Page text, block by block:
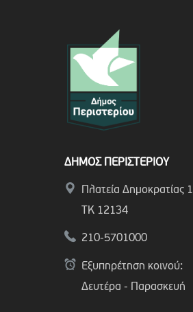
ΔΗΜΟΣ ΠΕΡΙΣΤΕΡΙΟΥ
Πλατεία Δημοκρατίας 1
ΤΚ 12134
210-5701000
Εξυπηρέτηση κοινού:
Δευτέρα - Παρασκευή